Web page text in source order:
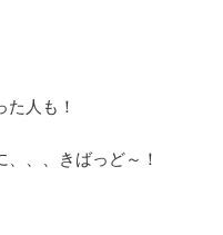
人も！
、、きばっど～！